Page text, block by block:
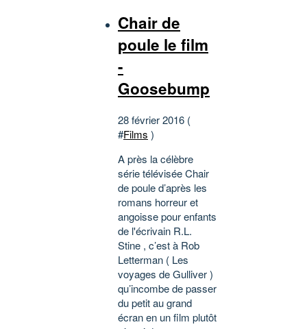
Chair de
poule le film
-
Goosebump
28 février 2016 (
#Films )
A près la célèbre
série télévisée Chair
de poule d’après les
romans horreur et
angoisse pour enfants
de l'écrivain R.L.
Stine , c’est à Rob
Letterman ( Les
voyages de Gulliver )
qu’incombe de passer
du petit au grand
écran en un film plutôt